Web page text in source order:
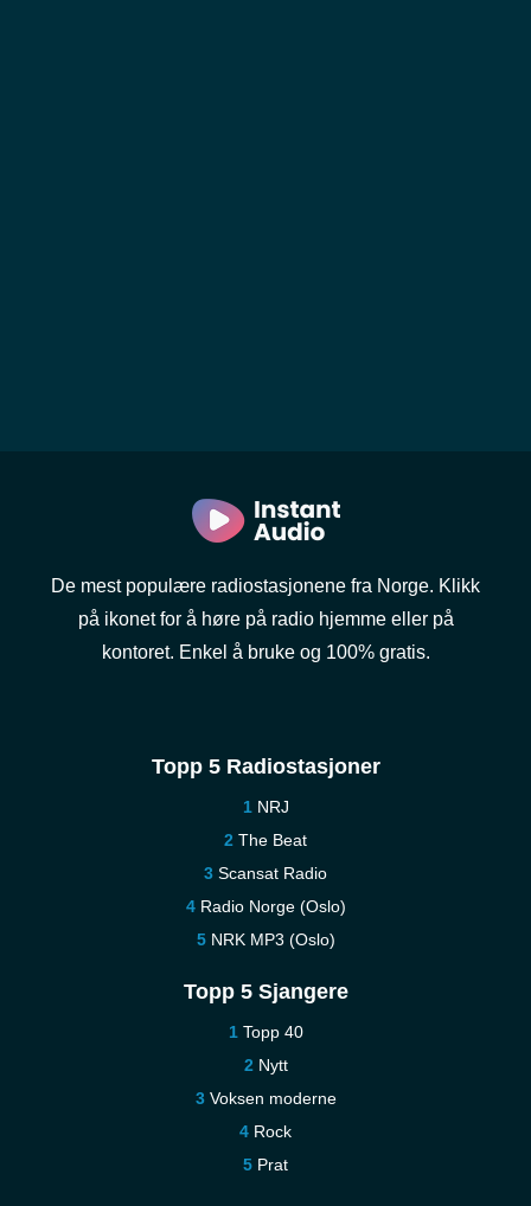
De mest populære radiostasjonene fra Norge. Klikk
på ikonet for å høre på radio hjemme eller på
kontoret. Enkel å bruke og 100% gratis.
Topp 5 Radiostasjoner
NRJ
The Beat
Scansat Radio
Radio Norge (Oslo)
NRK MP3 (Oslo)
Topp 5 Sjangere
Topp 40
Nytt
Voksen moderne
Rock
Prat